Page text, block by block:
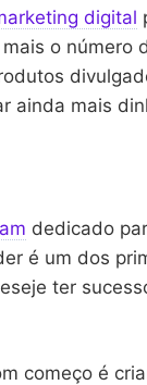
digital
o número
ainda mais
dedicado
é um dos
ter
começo é